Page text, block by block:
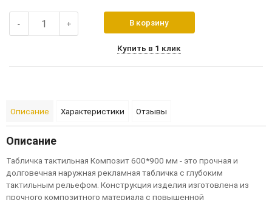
- + В корзину
Купить в 1 клик
Описание Характеристики Отзывы
Описание
Табличка тактильная Композит600*900 мм - это прочная и
долговечная наружная рекламная табличка с глубоким
тактильным рельефом. Конструкция изделия изготовлена из
прочного композитного материала с повышенной